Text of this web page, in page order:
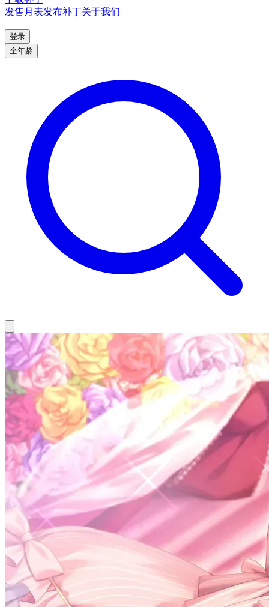
发售月表发布补丁关于我们
登录
全年龄